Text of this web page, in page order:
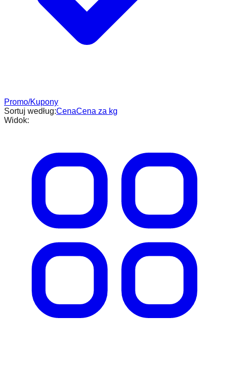
Promo/Kupony
Sortuj według:CenaCena za kg
Widok: